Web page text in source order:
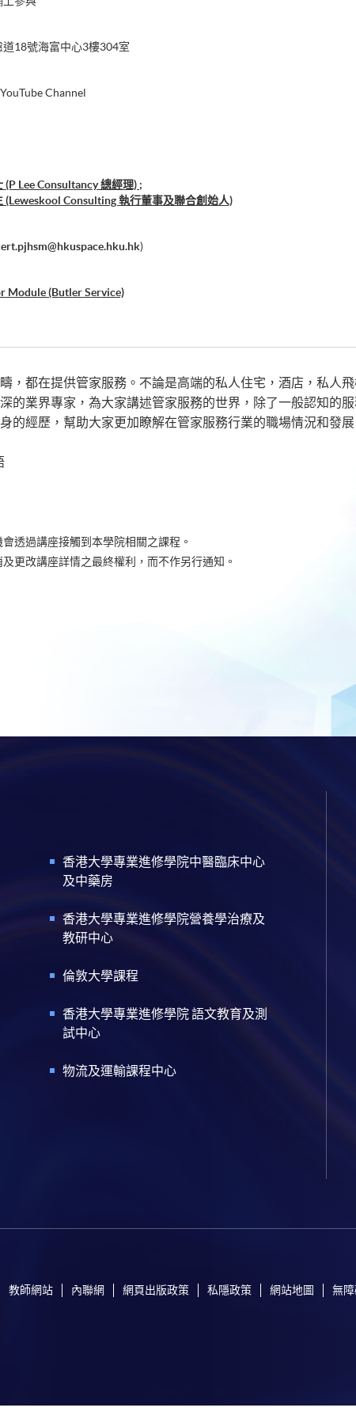
18號海富中心3樓304室
Channel
(P Lee Consultancy 總經理) ;
(Leweskool Consulting 執行董事及聯合創始人)
)
Module (Butler Service)
，都在提供管家服務。不論是高端的私人住宅，酒店，私人
的業界專家，為大家講述管家服務的世界，除了一般認知的
的經歷，幫助大家更加瞭解在管家服務行業的職場情況和發展
透過講座接觸到本學院相關之課程。
更改講座詳情之最終權利，而不作另行通知。
香港大學專業進修學院中醫臨床中心
及中藥房
香港大學專業進修學院營養學治療及
教研中心
倫敦大學課程
香港大學專業進修學院 語文教育及測
試中心
物流及運輸課程中心
教師網站 內聯網 網頁出版政策 私隱政策 網站地圖 無